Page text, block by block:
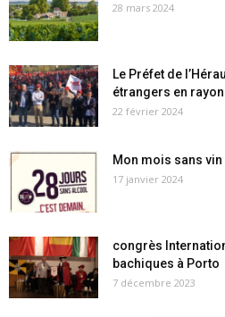
28 mars 2024
Le Préfet de
étrangers en
22 février 2024
Mon mois sans vin
17 janvier 2024
congrès
bachiques à Porto
7 décembre 2023